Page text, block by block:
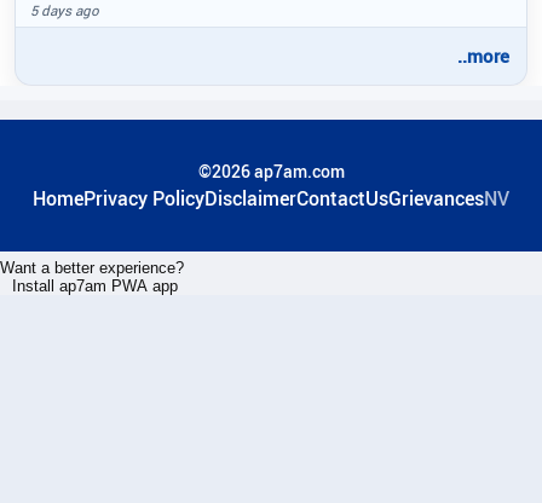
5 days ago
..more
©2026 ap7am.com
HomePrivacy PolicyDisclaimerContactUsGrievancesNV
Want a better experience?
Install ap7am PWA app